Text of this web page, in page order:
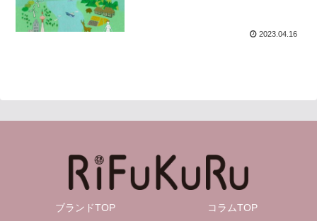
2023.04.16
ブランドTOP
コラムTOP